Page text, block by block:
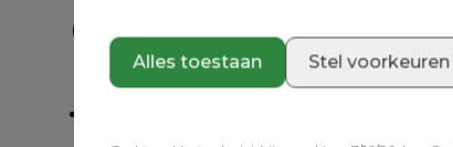
Alles toestaan Stel voorkeuren
Over dit product